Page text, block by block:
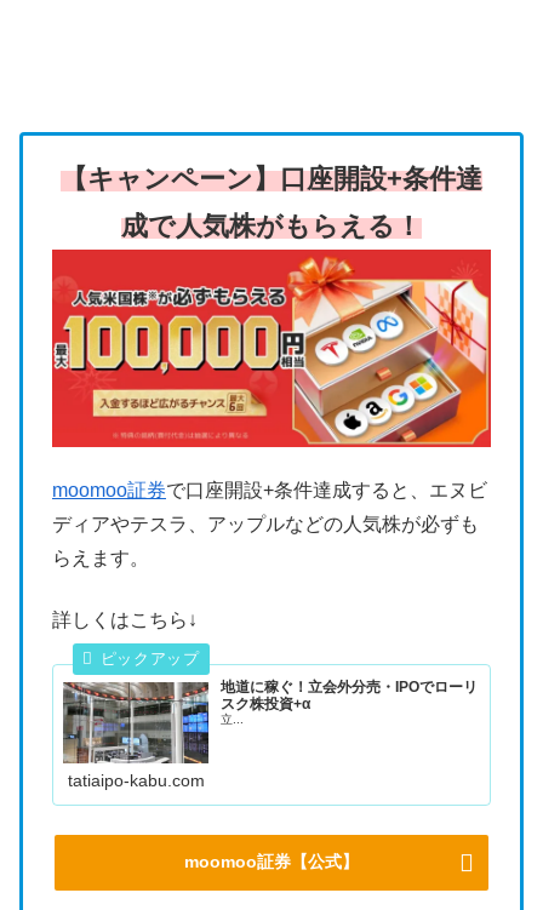
【キャンペーン】口座開設+条件達
成で人気株がもらえる！
moomoo証券で口座開設+条件達成すると、エヌビ
ディアやテスラ、アップルなどの人気株が必ずも
らえます。
詳しくはこちら↓
地道に稼ぐ！立会外分売・IPOでローリ
スク株投資+α
立...
tatiaipo-kabu.com
moomoo証券【公式】